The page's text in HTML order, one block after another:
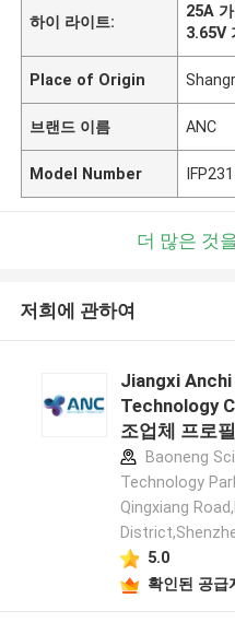
하이 라이트:
25A
3.65V
Place of Origin
브랜드 이름 ANC
Model Number
더 많은 것
저희에 관하여
Jiangxi Anchi
Technology
조업체 프로필
Baoneng
Technology
Qingxiang
5.0
확인된 공급